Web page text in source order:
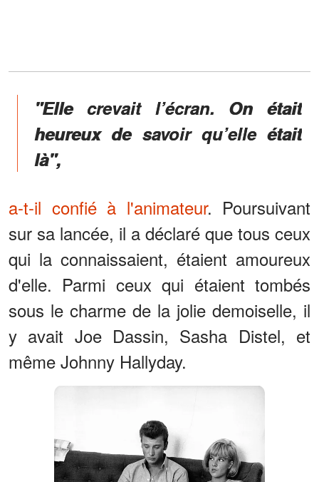
"Elle crevait l’écran. On était
heureux de savoir qu’elle était
là",
a-t-il confié à l'animateur. Poursuivant
sur sa lancée, il a déclaré que tous ceux
qui la connaissaient, étaient amoureux
d'elle. Parmi ceux qui étaient tombés
sous le charme de la jolie demoiselle, il
y avait Joe Dassin, Sasha Distel, et
même Johnny Hallyday.